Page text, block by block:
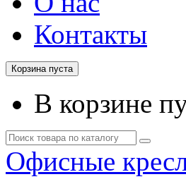
Контакты
Корзина пуста
В корзине
Офисные